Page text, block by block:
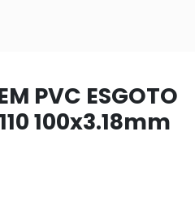
PVC ESGOTO
100x3.18mm